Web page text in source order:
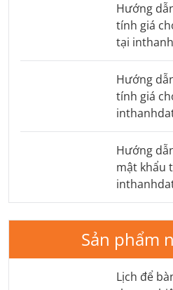
Hướng
tính giá
tại
Hướng
tính giá
Hướng
mật khẩu
Sản phẩm
Lịch để